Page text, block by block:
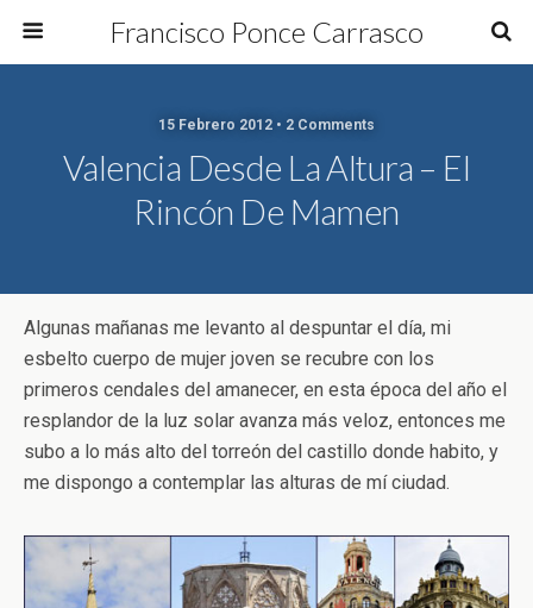
Francisco Ponce Carrasco
15 Febrero 2012 • 2 Comments
Valencia Desde La Altura – El
Rincón De Mamen
Algunas mañanas me levanto al despuntar el día, mi
esbelto cuerpo de mujer joven se recubre con los
primeros cendales del amanecer, en esta época del año el
resplandor de la luz solar avanza más veloz, entonces me
subo a lo más alto del torreón del castillo donde habito, y
me dispongo a contemplar las alturas de mí ciudad.